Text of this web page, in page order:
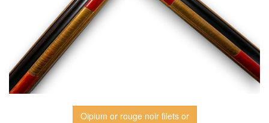
Oipium or rouge noir filets or